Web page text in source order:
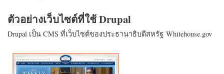
ตัวอย่างเว็บไซต์ที่ใช้ Drupal
Drupal เป็น CMS ที่เว็บไซต์ของประธานาธิบดีสหรัฐ Whitehouse.gov